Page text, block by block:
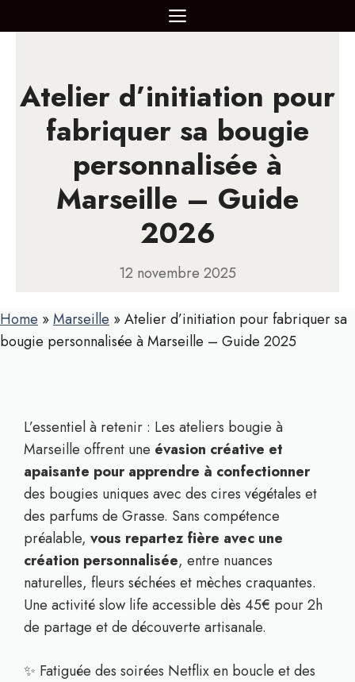
au
MENU
Atelier d’initiation pour
fabriquer sa bougie
personnalisée à
Marseille – Guide
2026
12 novembre 2025
Home »Marseille »Atelier d’initiation pour fabriquer sa
bougie personnalisée à Marseille – Guide 2025
L’essentiel à retenir : Les ateliers bougie à
Marseille offrent une évasion créative et
apaisante pour apprendre à confectionner
des bougies uniques avec des cires végétales et
des parfums de Grasse. Sans compétence
préalable, vous repartez fière avec une
création personnalisée, entre nuances
naturelles, fleurs séchées et mèches craquantes.
Une activité slow life accessible dès 45€ pour 2h
de partage et de découverte artisanale.
✨ Fatiguée des soirées Netflix en boucle et des